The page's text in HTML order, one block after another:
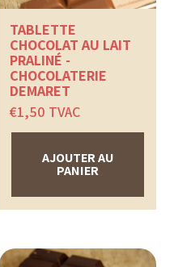
TABLETTE
CHOCOLAT AU LAIT
PRALINÉ -
CHOCOLATERIE
DEMARET
€1,50 TVAC
AJOUTER AU
PANIER